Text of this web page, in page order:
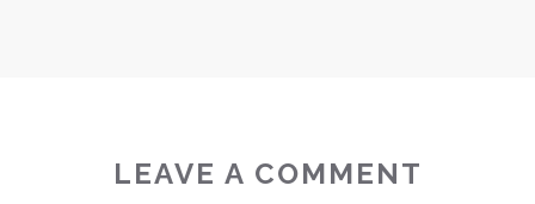
LEAVE A COMMENT